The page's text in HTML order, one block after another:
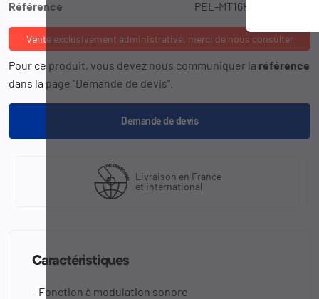
Référence PEL-MT16H210F-478GN
Vente exclusivement administrative, merci de nous consulter
Pour ce produit, vous devez nous communiquer la référence
dans la page "Demande de devis".
Demande de devis
Livraison en France
et international
Caractéristiques
- Fonction à modulation sonore